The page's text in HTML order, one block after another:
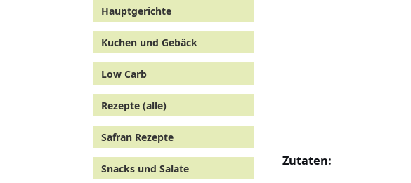
Hauptgerichte
Kuchen und Gebäck
Low Carb
Rezepte (alle)
Safran Rezepte
Snacks und Salate
Zutaten: